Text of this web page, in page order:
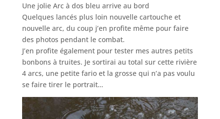
Une jolie Arc à dos bleu arrive au bord
Quelques lancés plus loin nouvelle cartouche et
nouvelle arc, du coup j’en profite même pour faire
des photos pendant le combat.
J’en profite également pour tester mes autres petits
bonbons à truites. Je sortirai au total sur cette rivière
4 arcs, une petite fario et la grosse qui n’a pas voulu
se faire tirer le portrait…